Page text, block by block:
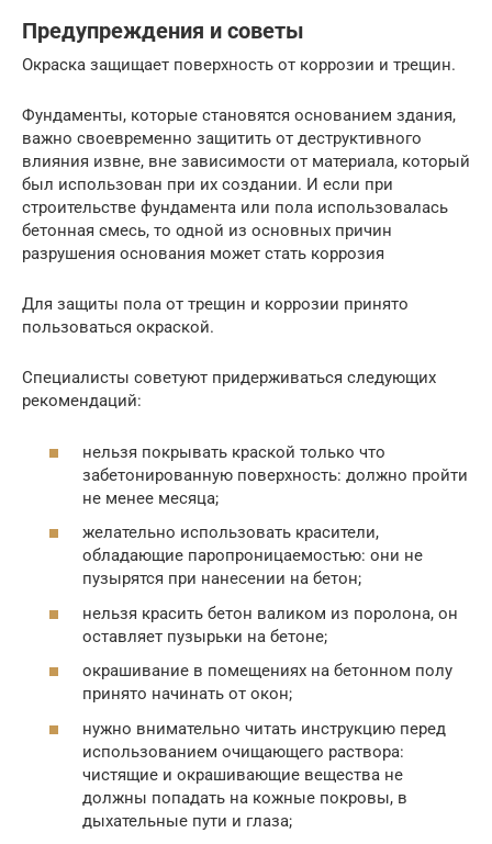
Предупреждения и советы
Окраска защищает поверхность от коррозии и трещин.
Фундаменты, которые становятся основанием здания,
важно своевременно защитить от деструктивного
влияния извне, вне зависимости от материала, который
был использован при их создании. И если при
строительстве фундамента или пола использовалась
бетонная смесь, то одной из основных причин
разрушения основания может стать коррозия
Для защиты пола от трещин и коррозии принято
пользоваться окраской.
Специалисты советуют придерживаться следующих
рекомендаций:
нельзя покрывать краской только что
забетонированную поверхность: должно пройти
не менее месяца;
желательно использовать красители,
обладающие паропроницаемостью: они не
пузырятся при нанесении на бетон;
нельзя красить бетон валиком из поролона, он
оставляет пузырьки на бетоне;
окрашивание в помещениях на бетонном полу
принято начинать от окон;
нужно внимательно читать инструкцию перед
использованием очищающего раствора:
чистящие и окрашивающие вещества не
должны попадать на кожные покровы, в
дыхательные пути и глаза;